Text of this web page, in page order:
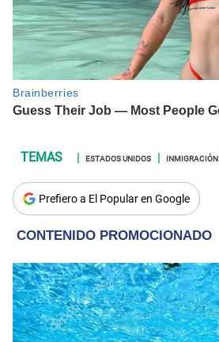
ESTADOS UNIDOS INMIGRACIÓN
Prefiero a El Popular en Google